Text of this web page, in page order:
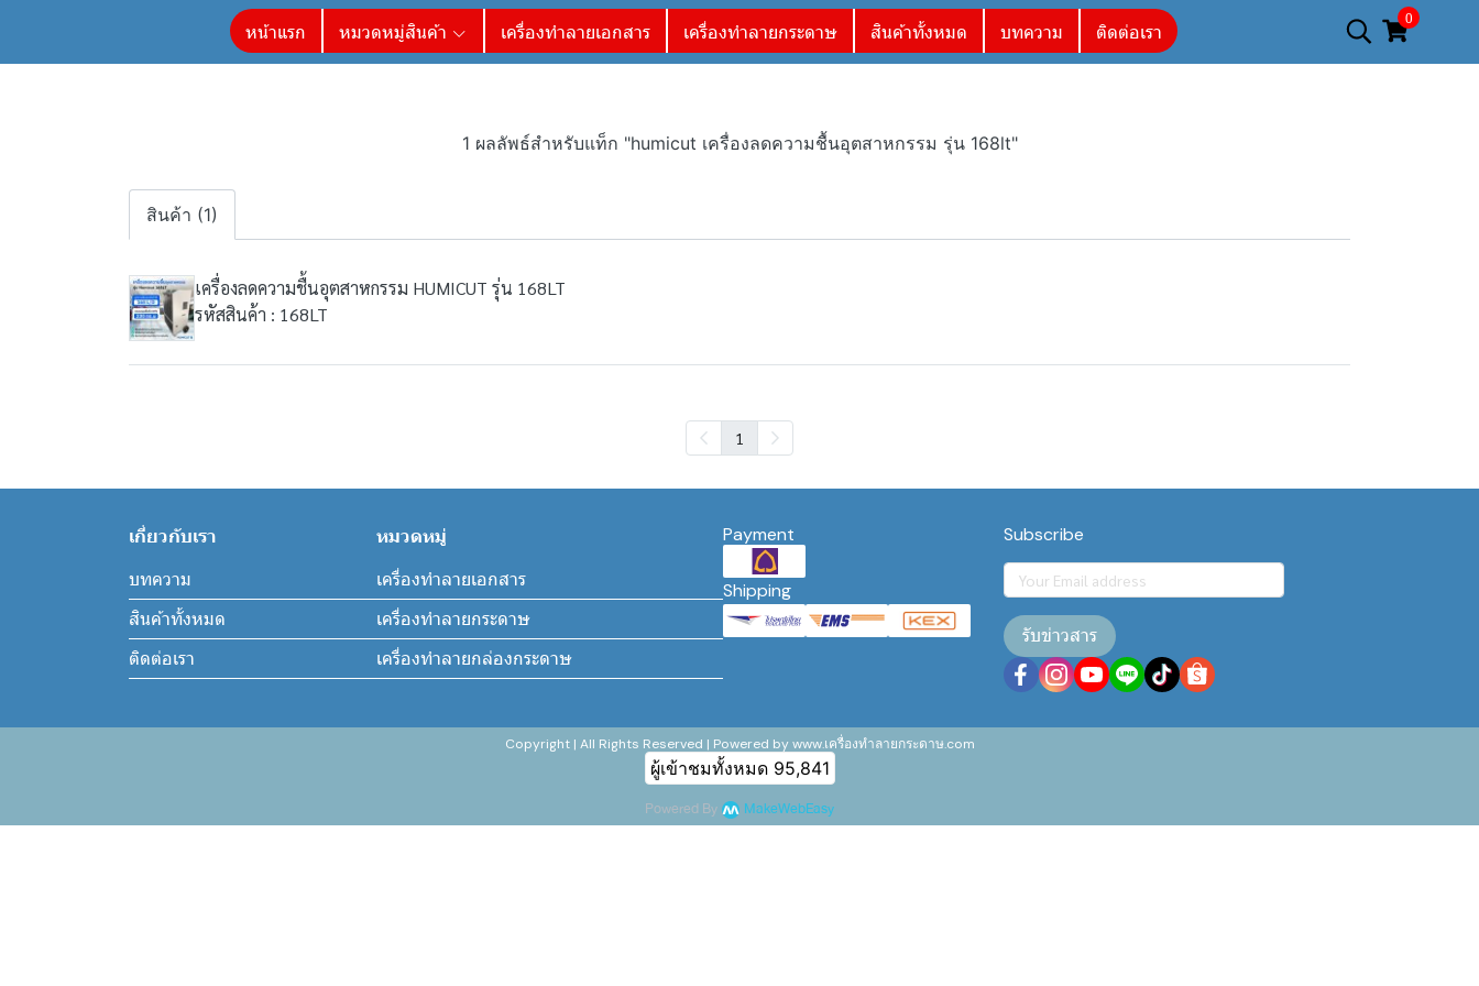
หน้าแรก หมวดหมู่สินค้า เครื่องทำลายเอกสาร เครื่องทำลายกระดาษ สินค้าทั้งหมด บทความ ติดต่อเรา 0
1 ผลลัพธ์สำหรับแท็ก "humicut เครื่องลดความชื้นอุตสาหกรรม รุ่น 168lt"
สินค้า (1)
เครื่องลดความชื้นอุตสาหกรรม HUMICUT รุ่น 168LT
รหัสสินค้า : 168LT
1
เกี่ยวกับเรา
บทความ
สินค้าทั้งหมด
ติดต่อเรา
หมวดหมู่
เครื่องทำลายเอกสาร
เครื่องทำลายกระดาษ
เครื่องทำลายกล่องกระดาษ
Payment
Shipping
Subscribe
รับข่าวสาร
Copyright | All Rights Reserved | Powered by www.เครื่องทำลายกระดาษ.com
ผู้เข้าชมทั้งหมด 95,841
Powered By MakeWebEasy